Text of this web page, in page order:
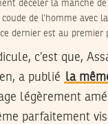
déceler la manche
de l’homme avec
dernier est au premier
c’est que,
a publié la
légèrement
parfaitement